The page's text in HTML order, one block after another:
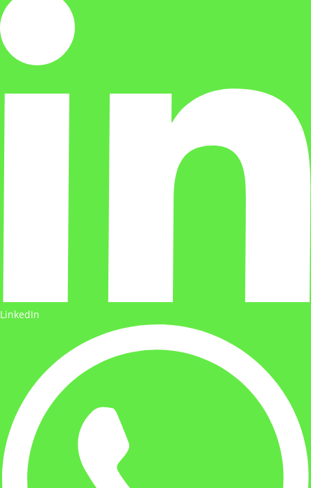
LinkedIn